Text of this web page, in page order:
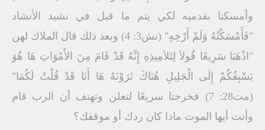
وأمسكتا بقدميه لكي يتم ما قيل في نشيد الأنشاد
"فَأَمْسَكْتُهُ وَلَمْ أَرْخِهِ" (نش3: 4) وبعد ذلك قال الملاك لهن
"اذْهَبَا سَرِيعًا قُولاَ لِتَلاَمِيذِهِ إِنَّهُ قَدْ قَامَ مِنَ الأَمْوَاتِ هَا هُوَ
يَسْبِقُكُمْ إِلَى الْجَلِيلِ هُنَاكَ تَرَوْنَهُ هَا أَنَا قَدْ قُلْتُ لَكُمَا"
(مت28: 7) فخرجتا سريعًا لتعلن وتهتف أن الرب قام
وأنت أيها الموت ماذا كان ردك أو موقفك؟